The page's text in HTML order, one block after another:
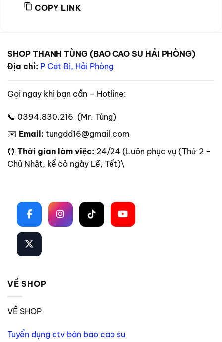
COPY LINK
SHOP THANH TÙNG (BAO CAO SU HẢI PHÒNG)
Địa chỉ: P Cát Bi, Hải Phòng
Gọi ngay khi bạn cần – Hotline:
📞 0394.830.216 (Mr. Tùng)
✉️ Email: tungdd16@gmail.com
⏰ Thời gian làm việc: 24/24 (Luôn phục vụ (Thứ 2 –
Chủ Nhật, kể cả ngày Lễ, Tết)\
VỀ SHOP
VỀ SHOP
Tuyển dụng ctv bán bao cao su